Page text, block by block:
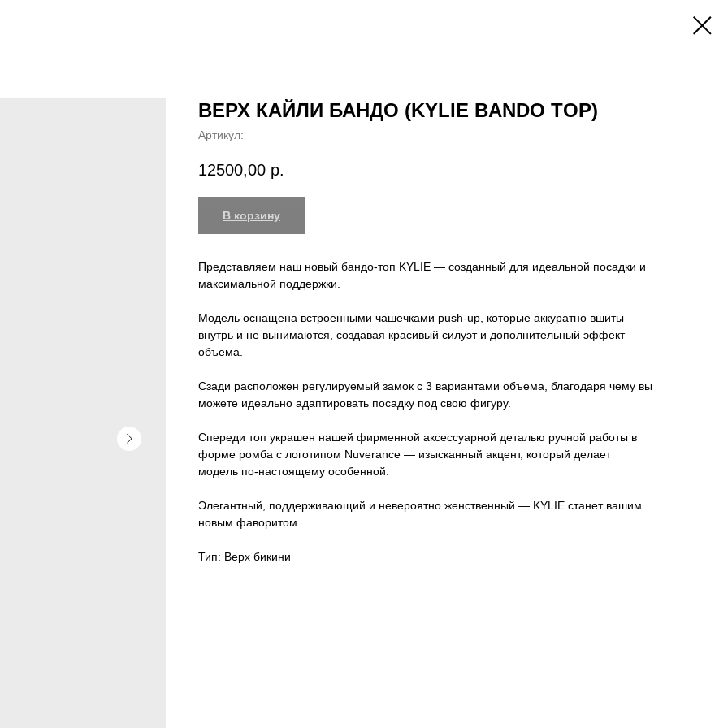
ВЕРХ КАЙЛИ БАНДО (KYLIE BANDO TOP)
Артикул:
12500,00 р.
В корзину
Представляем наш новый бандо-топ KYLIE — созданный для идеальной посадки и
максимальной поддержки.
Модель оснащена встроенными чашечками push-up, которые аккуратно вшиты
внутрь и не вынимаются, создавая красивый силуэт и дополнительный эффект
объема.
Сзади расположен регулируемый замок с 3 вариантами объема, благодаря чему вы
можете идеально адаптировать посадку под свою фигуру.
Спереди топ украшен нашей фирменной аксессуарной деталью ручной работы в
форме ромба с логотипом Nuverance — изысканный акцент, который делает
модель по-настоящему особенной.
Элегантный, поддерживающий и невероятно женственный — KYLIE станет вашим
новым фаворитом.
Тип: Верх бикини